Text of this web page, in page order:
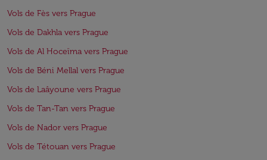
Vols de Fès vers Prague
Vols de Dakhla vers Prague
Vols de Al Hoceïma vers Prague
Vols de Béni Mellal vers Prague
Vols de Laâyoune vers Prague
Vols de Tan-Tan vers Prague
Vols de Nador vers Prague
Vols de Tétouan vers Prague